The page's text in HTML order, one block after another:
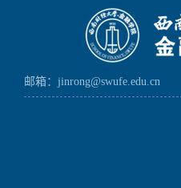
邮箱：jinrong@swufe.edu.cn